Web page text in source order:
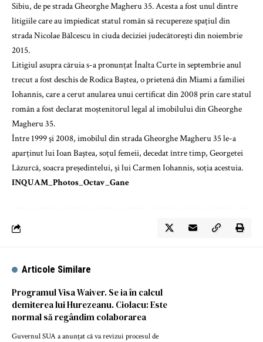
Sibiu, de pe strada Gheorghe Magheru 35. Acesta a fost unul dintre
litigiile care au împiedicat statul român să recupereze spațiul din
strada Nicolae Bălcescu în ciuda deciziei judecătorești din noiembrie
2015.
Litigiul asupra căruia s-a pronunțat Înalta Curte în septembrie anul
trecut a fost deschis de Rodica Baștea, o prietenă din Miami a familiei
Iohannis, care a cerut anularea unui certificat din 2008 prin care statul
român a fost declarat moștenitorul legal al imobilului din Gheorghe
Magheru 35.
Între 1999 și 2008, imobilul din strada Gheorghe Magheru 35 le-a
aparținut lui Ioan Baștea, soțul femeii, decedat între timp, Georgetei
Lăzurcă, soacra președintelui, și lui Carmen Iohannis, soția acestuia.
INQUAM_Photos_Octav_Gane
Articole Similare
Programul Visa Waiver. Se ia în calcul
demiterea lui Hurezeanu. Ciolacu: Este
normal să regândim colaborarea
Guvernul SUA a anunțat că va revizui procesul de